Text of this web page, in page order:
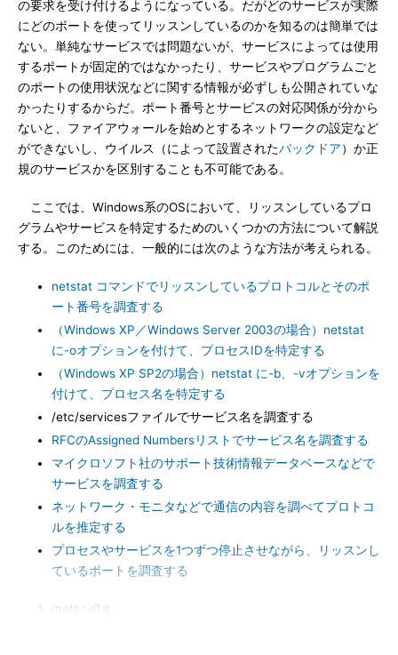
の要求を受け付けるようになっている。だがどのサービスが実際
にどのポートを使ってリッスンしているのかを知るのは簡単では
ない。単純なサービスでは問題ないが、サービスによっては使用
するポートが固定的ではなかったり、サービスやプログラムごと
のポートの使用状況などに関する情報が必ずしも公開されていな
かったりするからだ。ポート番号とサービスの対応関係が分から
ないと、ファイアウォールを始めとするネットワークの設定など
ができないし、ウイルス（によって設置されたバックドア）か正
規のサービスかを区別することも不可能である。
ここでは、Windows系のOSにおいて、リッスンしているプロ
グラムやサービスを特定するためのいくつかの方法について解説
する。このためには、一般的には次のような方法が考えられる。
netstat コマンドでリッスンしているプロトコルとそのポ
ート番号を調査する
（Windows XP／Windows Server 2003の場合）netstat
に-oオプションを付けて、プロセスIDを特定する
（Windows XP SP2の場合）netstat に-b、-vオプションを
付けて、プロセス名を特定する
/etc/servicesファイルでサービス名を調査する
RFCのAssigned Numbersリストでサービス名を調査する
マイクロソフト社のサポート技術情報データベースなどで
サービスを調査する
ネットワーク・モニタなどで通信の内容を調べてプロトコ
ルを推定する
プロセスやサービスを1つずつ停止させながら、リッスンし
ているポートを調査する
method1＃